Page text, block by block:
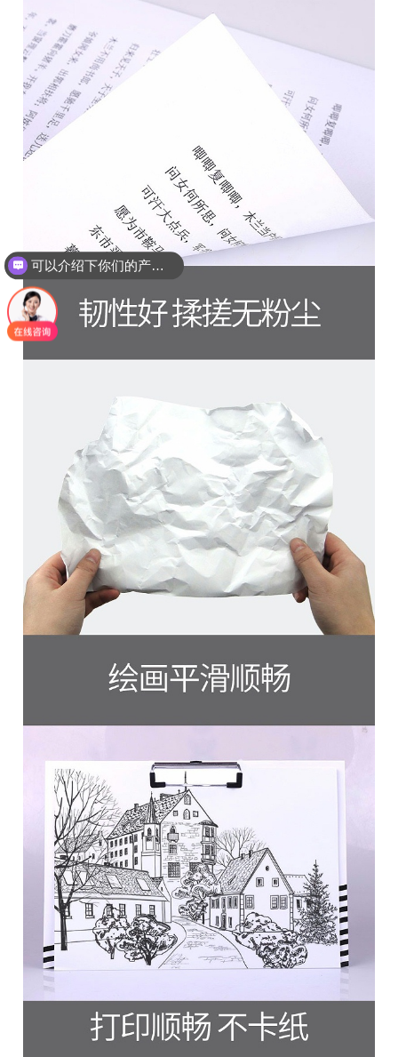
可以介绍下你们的产品么？